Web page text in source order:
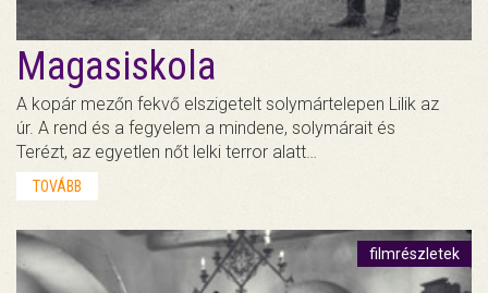
Magasiskola
A kopár mezőn fekvő elszigetelt solymártelepen Lilik az
úr. A rend és a fegyelem a mindene, solymárait és
Terézt, az egyetlen nőt lelki terror alatt…
TOVÁBB
filmrészletek